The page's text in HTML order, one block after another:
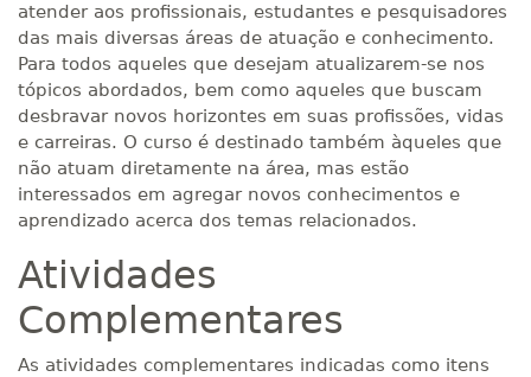
atender aos profissionais, estudantes e pesquisadores
das mais diversas áreas de atuação e conhecimento.
Para todos aqueles que desejam atualizarem-se nos
tópicos abordados, bem como aqueles que buscam
desbravar novos horizontes em suas profissões, vidas
e carreiras. O curso é destinado também àqueles que
não atuam diretamente na área, mas estão
interessados em agregar novos conhecimentos e
aprendizado acerca dos temas relacionados.
Atividades
Complementares
As atividades complementares indicadas como itens